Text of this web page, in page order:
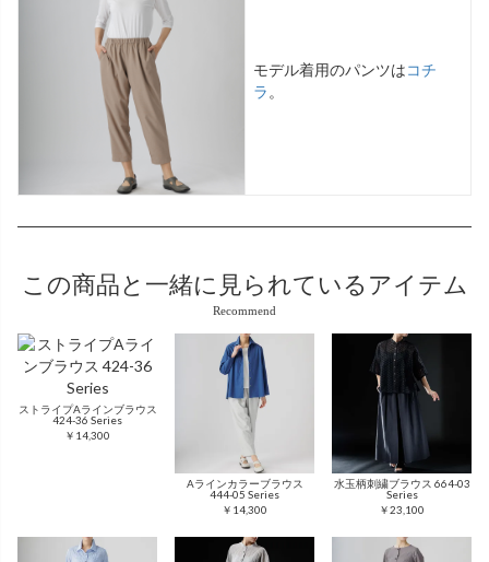
モデル着用のパンツはコチ
ラ 。
この商品と 一緒に見られているアイテム
Recommend
ストライプAラインブラウス
424-36 Series
￥14,300
Aラインカラーブラウス
444-05 Series
￥14,300
水玉柄刺繍ブラウス 664-03
Series
￥23,100